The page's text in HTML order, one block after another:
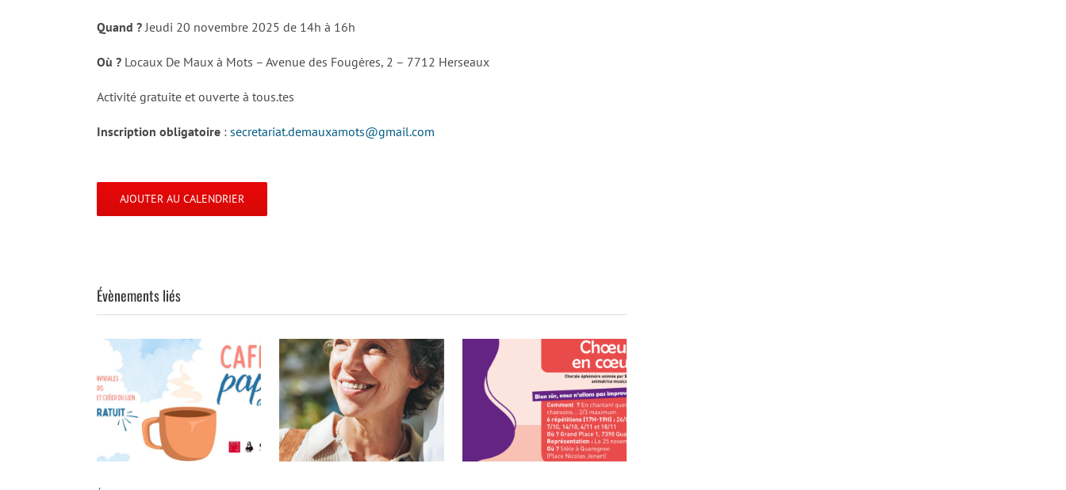
Quand ? Jeudi 20 novembre 2025 de 14h à 16h
Où ? Locaux De Maux à Mots – Avenue des Fougères, 2 – 7712 Herseaux
Activité gratuite et ouverte à tous.tes
Inscription obligatoire : secretariat.demauxamots@gmail.com
AJOUTER AU CALENDRIER
Évènements liés